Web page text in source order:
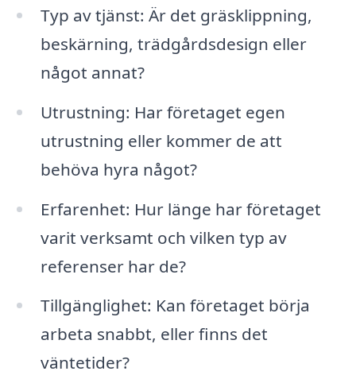
Typ av tjänst: Är det gräsklippning,
beskärning, trädgårdsdesign eller
något annat?
Utrustning: Har företaget egen
utrustning eller kommer de att
behöva hyra något?
Erfarenhet: Hur länge har företaget
varit verksamt och vilken typ av
referenser har de?
Tillgänglighet: Kan företaget börja
arbeta snabbt, eller finns det
väntetider?